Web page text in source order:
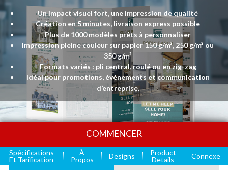
Un impact visuel fort, une impression de qualité
Création en 5 minutes, livraison express possible
Plus de 1000 modèles prêts à personnaliser
Impression pleine couleur sur papier 150 g/m², 250 g/m² ou
350 g/m²
Formats variés : pli central, roulé ou en zig-zag
Idéal pour promotions, événements et communication
d’entreprise.
COMMENCER
Spécifications
Et Tarification
À
Propos
Designs
Product
Details
Connexe